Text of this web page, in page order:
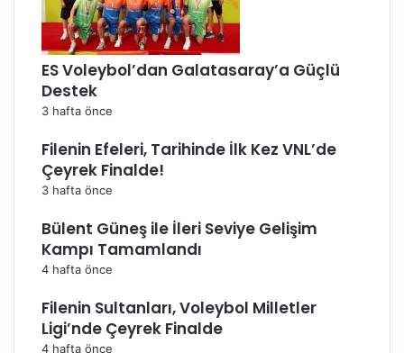
ES Voleybol’dan Galatasaray’a Güçlü
Destek
3 hafta önce
Filenin Efeleri, Tarihinde İlk Kez VNL’de
Çeyrek Finalde!
3 hafta önce
Bülent Güneş ile İleri Seviye Gelişim
Kampı Tamamlandı
4 hafta önce
Filenin Sultanları, Voleybol Milletler
Ligi’nde Çeyrek Finalde
4 hafta önce